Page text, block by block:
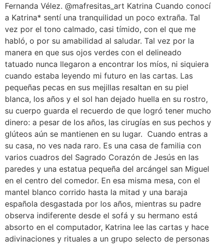
Fernanda Vélez. @mafresitas_art Katrina Cuando conocí
a Katrina* sentí una tranquilidad un poco extraña. Tal
vez por el tono calmado, casi tímido, con el que me
habló, o por su amabilidad al saludar. Tal vez por la
manera en que sus ojos verdes con el delineado
tatuado nunca llegaron a encontrar los míos, ni siquiera
cuando estaba leyendo mi futuro en las cartas. Las
pequeñas pecas en sus mejillas resaltan en su piel
blanca, los años y el sol han dejado huella en su rostro,
su cuerpo guarda el recuerdo de que logró tener mucho
dinero: a pesar de los años, las cirugías en sus pechos y
glúteos aún se mantienen en su lugar. Cuando entras a
su casa, no ves nada raro. Es una casa de familia con
varios cuadros del Sagrado Corazón de Jesús en las
paredes y una estatua pequeña del arcángel san Miguel
en el centro del comedor. En esa misma mesa, con el
mantel blanco corrido hasta la mitad y una baraja
española desgastada por los años, mientras su padre
observa indiferente desde el sofá y su hermano está
absorto en el computador, Katrina lee las cartas y hace
adivinaciones y rituales a un grupo selecto de personas